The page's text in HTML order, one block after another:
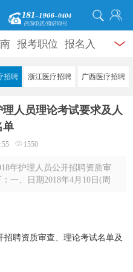
报考职位 报名入
告 录用公示 辅导
名师团队
招聘 浙江医疗招聘 广西医疗招聘
人员理论考试要求及人
单
1550
年护理人员公开招聘资质审
一、日期2018年4月10日(周
米郑 ...
招聘资质审查、理论考试名单及